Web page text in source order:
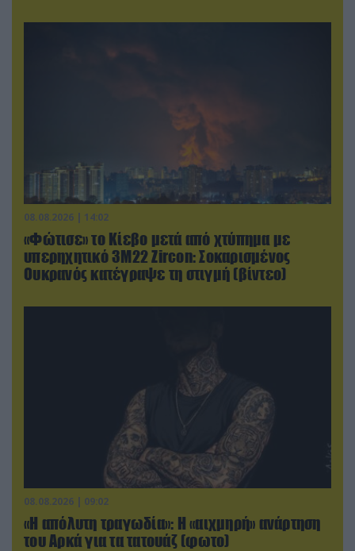
08.08.2026 | 14:02
«Φώτισε» το Κίεβο μετά από χτύπημα με
υπερηχητικό 3M22 Zircon: Σοκαρισμένος
Ουκρανός κατέγραψε τη στιγμή (βίντεο)
08.08.2026 | 09:02
«Η απόλυτη τραγωδία»: Η «αιχμηρή» ανάρτηση
του Αρκά για τα τατουάζ (φωτο)